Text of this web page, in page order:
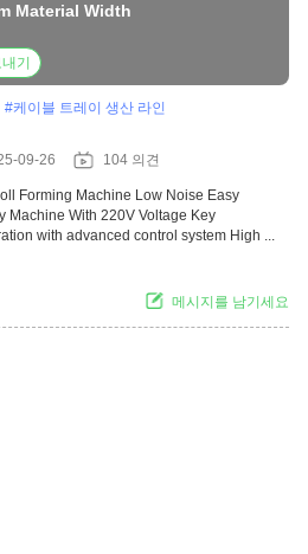
Material Width
기
#케이블 트레이 생산 라인
09-26 104 의견
Forming Machine Low Noise Easy
Machine With 220V Voltage Key
with advanced control system High ...
메시지를 남기세요